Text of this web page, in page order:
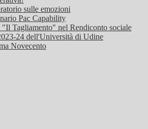
sulle emozioni
Pac Capability
Tagliamento" nel Rendiconto sociale
24 dell'Università di Udine
Novecento